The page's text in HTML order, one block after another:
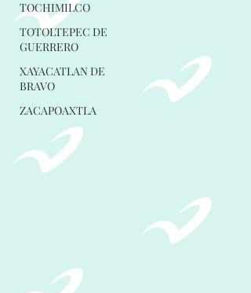
TOCHIMILCO
TOTOLTEPEC DE
GUERRERO
XAYACATLAN DE
BRAVO
ZACAPOAXTLA